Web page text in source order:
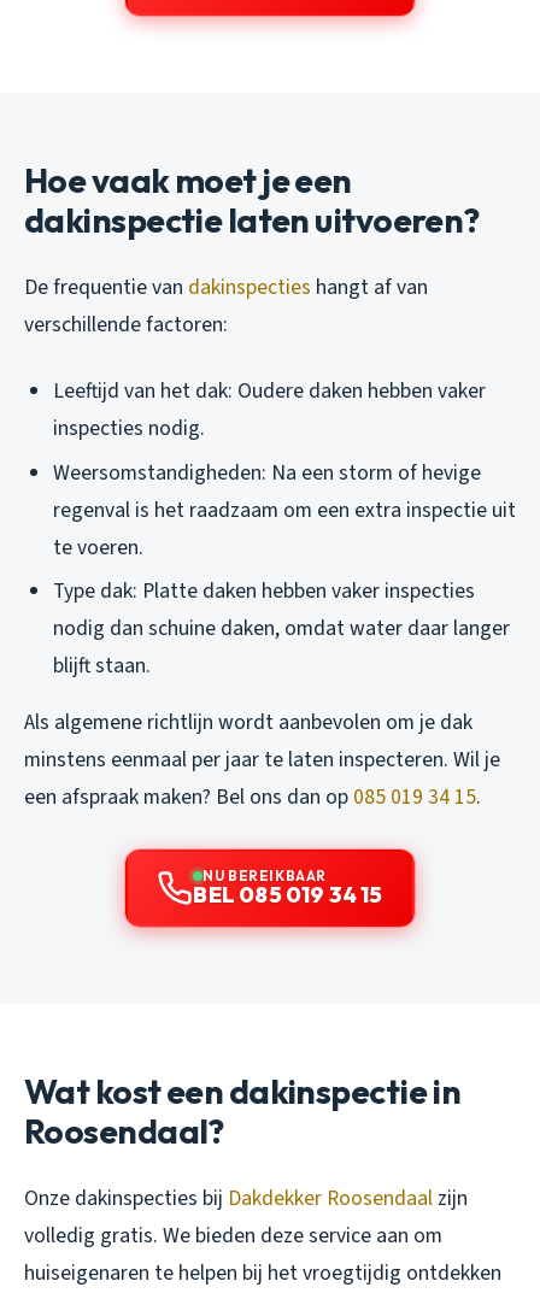
Hoe vaak moet je een
dakinspectie laten uitvoeren?
De frequentie van dakinspecties hangt af van
verschillende factoren:
Leeftijd van het dak: Oudere daken hebben vaker
inspecties nodig.
Weersomstandigheden: Na een storm of hevige
regenval is het raadzaam om een extra inspectie uit
te voeren.
Type dak: Platte daken hebben vaker inspecties
nodig dan schuine daken, omdat water daar langer
blijft staan.
Als algemene richtlijn wordt aanbevolen om je dak
minstens eenmaal per jaar te laten inspecteren. Wil je
een afspraak maken? Bel ons dan op 085 019 34 15.
NU BEREIKBAAR
BEL 085 019 34 15
Wat kost een dakinspectie in
Roosendaal?
Onze dakinspecties bij Dakdekker Roosendaal zijn
volledig gratis. We bieden deze service aan om
huiseigenaren te helpen bij het vroegtijdig ontdekken